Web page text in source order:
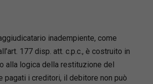
inadempiente, come
177 disp. att. c.p.c., è costruito in
alla logica della restituzione del
pagati i creditori, il debitore non può